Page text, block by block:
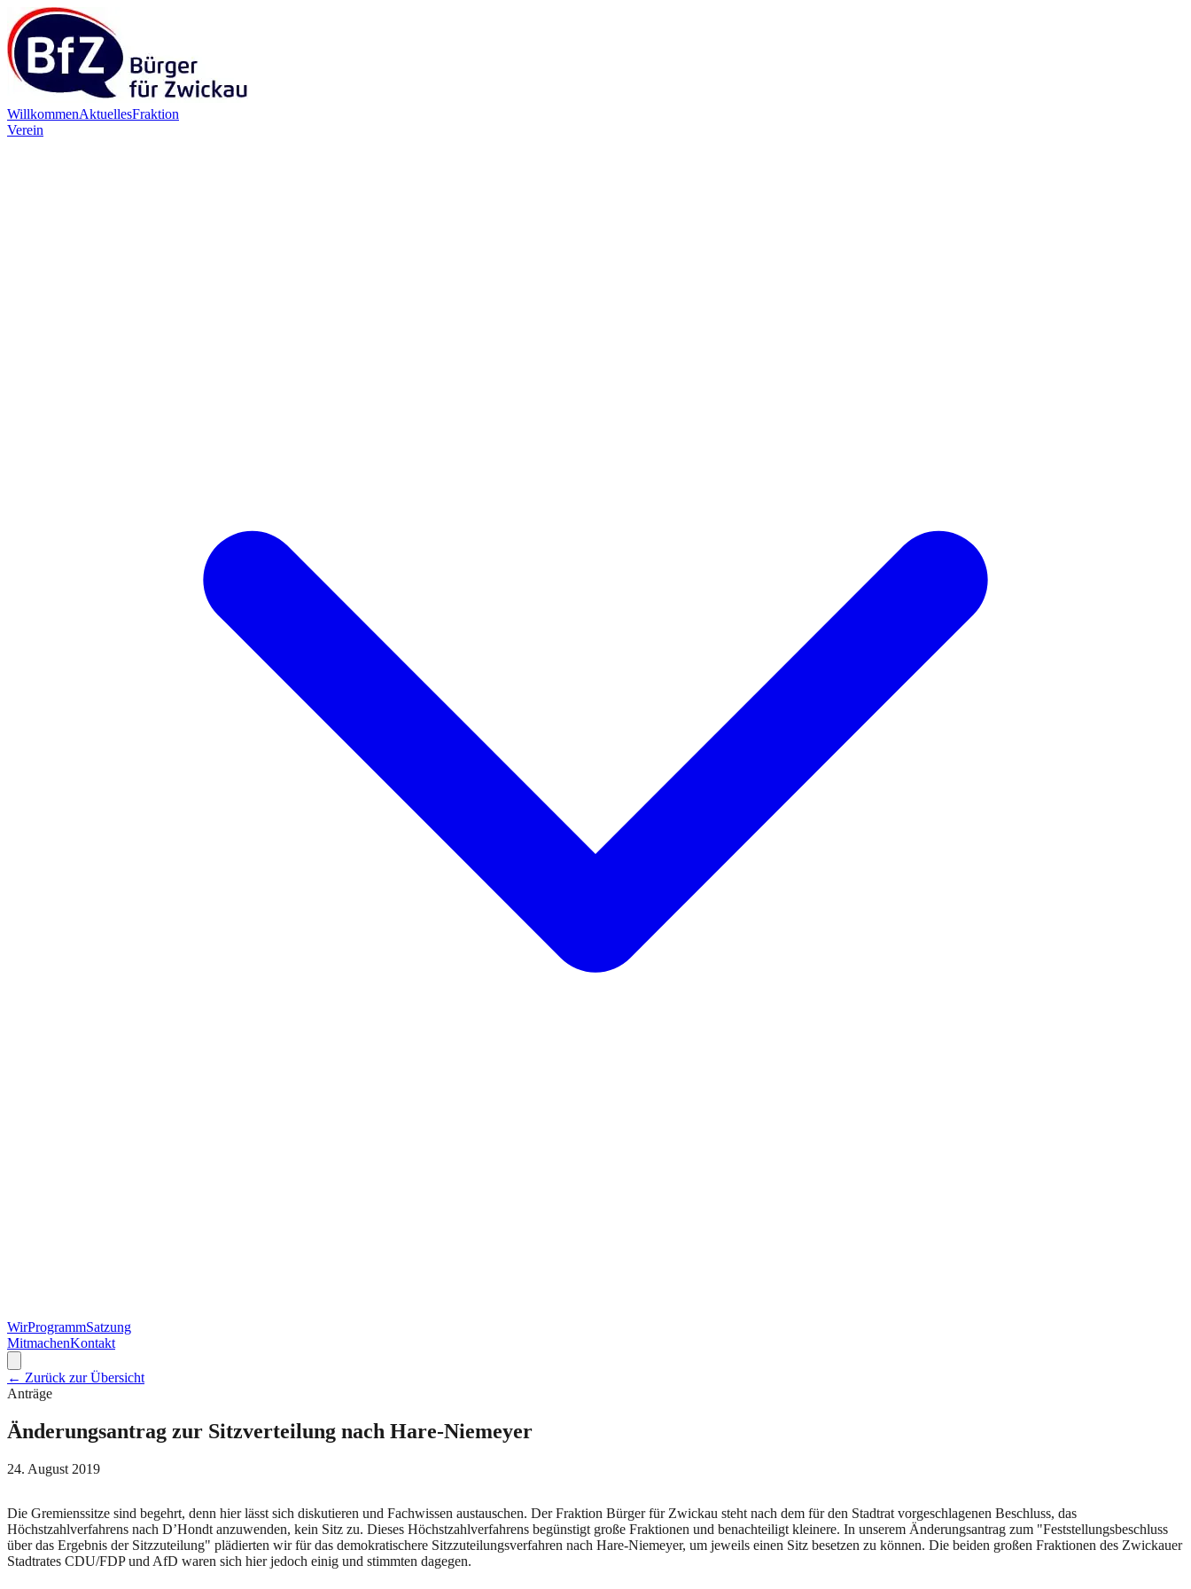
WillkommenAktuellesFraktion
Verein
WirProgrammSatzung
MitmachenKontakt
← Zurück zur Übersicht
Anträge
Änderungsantrag zur Sitzverteilung nach Hare-Niemeyer
24. August 2019
Die Gremienssitze sind begehrt, denn hier lässt sich diskutieren und Fachwissen austauschen. Der Fraktion Bürger für Zwickau steht nach dem für den Stadtrat vorgeschlagenen Beschluss, das
Höchstzahlverfahrens nach D’Hondt anzuwenden, kein Sitz zu. Dieses Höchstzahlverfahrens begünstigt große Fraktionen und benachteiligt kleinere. In unserem Änderungsantrag zum "Feststellungsbeschluss
über das Ergebnis der Sitzzuteilung" plädierten wir für das demokratischere Sitzzuteilungsverfahren nach Hare-Niemeyer, um jeweils einen Sitz besetzen zu können. Die beiden großen Fraktionen des Zwickauer
Stadtrates CDU/FDP und AfD waren sich hier jedoch einig und stimmten dagegen.